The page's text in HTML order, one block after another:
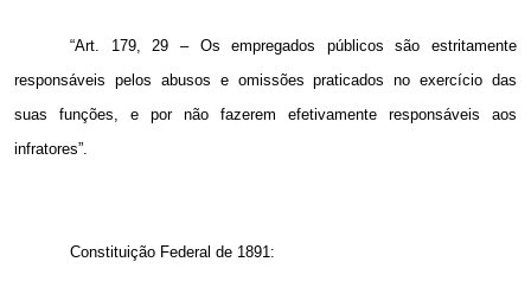
“Art. 179, 29 – Os empregados públicos são estritamente
responsáveis pelos abusos e omissões praticados no exercício das
suas funções, e por não fazerem efetivamente responsáveis aos
infratores”.
Constituição Federal de 1891: